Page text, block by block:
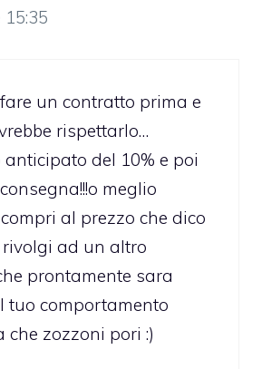
un contratto prima e
rispettarlo…
del 10% e poi
meglio
al prezzo che dico
ad un altro
prontamente sara
tuo comportamento
che zozzoni pori :)